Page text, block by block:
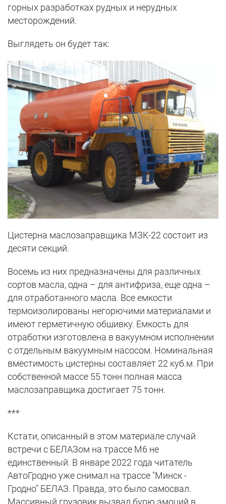
горных разработках рудных и нерудных
месторождений.
Выглядеть он будет так:
Цистерна маслозаправщика МЗК-22 состоит из
десяти секций.
Восемь из них предназначены для различных
сортов масла, одна – для антифриза, еще одна –
для отработанного масла. Все емкости
термоизолированы негорючими материалами и
имеют герметичную обшивку. Емкость для
отработки изготовлена в вакуумном исполнении
с отдельным вакуумным насосом. Номинальная
вместимость цистерны составляет 22 куб.м. При
собственной массе 55 тонн полная масса
маслозаправщика достигает 75 тонн.
***
Кстати, описанный в этом материале случай
встречи с БЕЛАЗом на трассе М6 не
единственный. В январе 2022 года читатель
АвтоГродно уже снимал на трассе "Минск -
Гродно" БЕЛАЗ. Правда, это было самосвал.